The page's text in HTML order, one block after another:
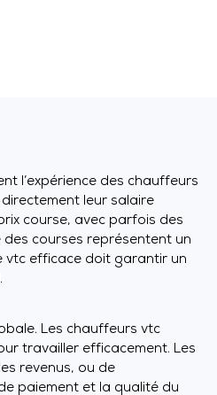
l’expérience des chauffeurs
leur salaire
course, avec parfois des
courses représentent un
vtc efficace doit garantir un
Les chauffeurs vtc
travailler efficacement. Les
revenus, ou de
paiement et la qualité du